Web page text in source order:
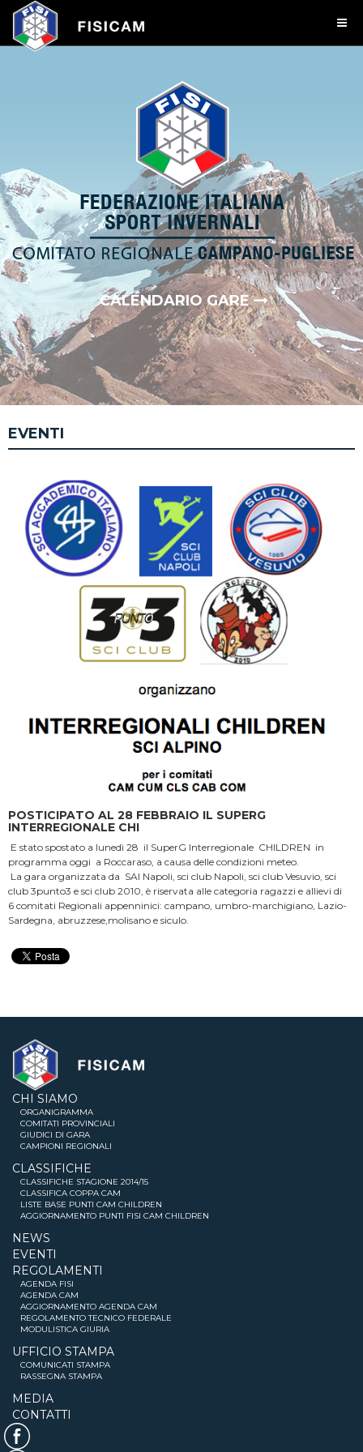
CALENDARIO GARE
EVENTI
POSTICIPATO AL 28 FEBBRAIO IL SUPERG
INTERREGIONALE CHI
E stato spostato a lunedì 28 il SuperG Interregionale CHILDREN in
programma oggi a Roccaraso, a causa delle condizioni meteo.
La gara organizzata da SAI Napoli, sci club Napoli, sci club Vesuvio, sci
club 3punto3 e sci club 2010, è riservata alle categoria ragazzi e allievi di
6 comitati Regionali appenninici: campano, umbro-marchigiano, Lazio-
Sardegna, abruzzese,molisano e siculo.
CHI SIAMO
ORGANIGRAMMA
COMITATI PROVINCIALI
GIUDICI DI GARA
CAMPIONI REGIONALI
CLASSIFICHE
CLASSIFICHE STAGIONE 2014/15
CLASSIFICA COPPA CAM
LISTE BASE PUNTI CAM CHILDREN
AGGIORNAMENTO PUNTI FISI CAM CHILDREN
NEWS
EVENTI
REGOLAMENTI
AGENDA FISI
AGENDA CAM
AGGIORNAMENTO AGENDA CAM
REGOLAMENTO TECNICO FEDERALE
MODULISTICA GIURIA
UFFICIO STAMPA
COMUNICATI STAMPA
RASSEGNA STAMPA
MEDIA
CONTATTI